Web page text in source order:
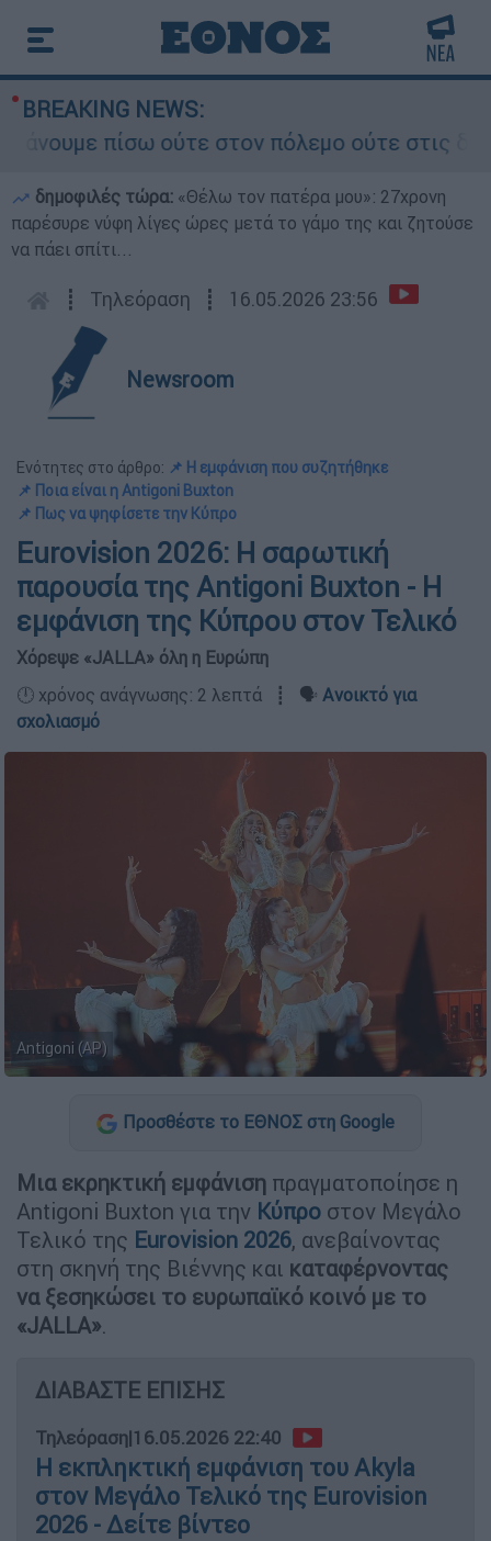
BREAKING NEWS:
πίσω ούτε στον πόλεμο ούτε στις
δημοφιλές τώρα: «Θέλω τον πατέρα μου»: 27χρονη
παρέσυρε νύφη λίγες ώρες μετά το γάμο της και ζητούσε
να πάει σπίτι...
┋ Τηλεόραση ┋ 16.05.2026 23:56
Newsroom
Ενότητες στο άρθρο: 📌 Η εμφάνιση που συζητήθηκε
📌 Ποια είναι η Antigoni Buxton
📌 Πως να ψηφίσετε την Κύπρο
Eurovision 2026: Η σαρωτική
παρουσία της Antigoni Buxton - Η
εμφάνιση της Κύπρου στον Τελικό
Χόρεψε «JALLA» όλη η Ευρώπη
🕛 χρόνος ανάγνωσης: 2 λεπτά ┋ 🗣️ Ανοικτό για
σχολιασμό
Antigoni (AP)
Προσθέστε το ΕΘΝΟΣ στη Google
Μια εκρηκτική εμφάνιση πραγματοποίησε η
Antigoni Buxton για την Κύπρο στον Μεγάλο
Τελικό της Eurovision 2026, ανεβαίνοντας
στη σκηνή της Βιέννης και καταφέρνοντας
να ξεσηκώσει το ευρωπαϊκό κοινό με το
«JALLA».
ΔΙΑΒΑΣΤΕ ΕΠΙΣΗΣ
Τηλεόραση|16.05.2026 22:40
Η εκπληκτική εμφάνιση του Akyla
στον Μεγάλο Τελικό της Eurovision
2026 - Δείτε βίντεο